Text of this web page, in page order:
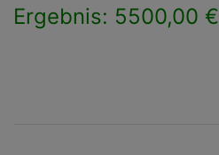
Ergebnis: 5500,00 €